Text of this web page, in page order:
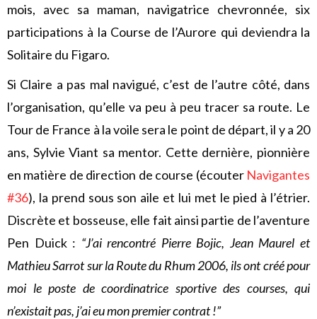
mois, avec sa maman, navigatrice chevronnée, six
participations à la Course de l’Aurore qui deviendra la
Solitaire du Figaro.
Si Claire a pas mal navigué, c’est de l’autre côté, dans
l’organisation, qu’elle va peu à peu tracer sa route. Le
Tour de France à la voile sera le point de départ, il y a 20
ans, Sylvie Viant sa mentor. Cette dernière, pionnière
en matière de direction de course (écouter Navigantes
#36), la prend sous son aile et lui met le pied à l’étrier.
Discrète et bosseuse, elle fait ainsi partie de l’aventure
Pen Duick : “J’ai rencontré Pierre Bojic, Jean Maurel et
Mathieu Sarrot sur la Route du Rhum 2006, ils ont créé pour
moi le poste de coordinatrice sportive des courses, qui
n’existait pas, j’ai eu mon premier contrat !”